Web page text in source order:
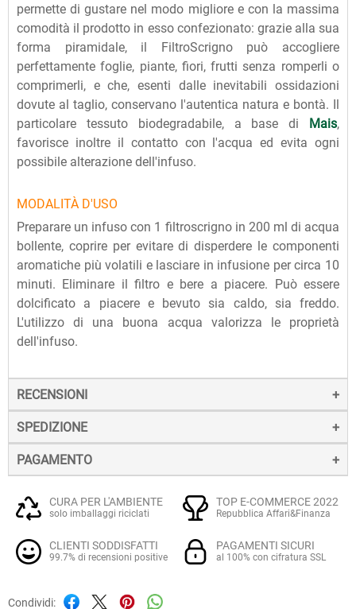
permette di gustare nel modo migliore e con la massima
comodità il prodotto in esso confezionato: grazie alla sua
forma piramidale, il FiltroScrigno può accogliere
perfettamente foglie, piante, fiori, frutti senza romperli o
comprimerli, e che, esenti dalle inevitabili ossidazioni
dovute al taglio, conservano l'autentica natura e bontà. Il
particolare tessuto biodegradabile, a base di Mais,
favorisce inoltre il contatto con l'acqua ed evita ogni
possibile alterazione dell'infuso.
MODALITÀ D'USO
Preparare un infuso con 1 filtroscrigno in 200 ml di acqua
bollente, coprire per evitare di disperdere le componenti
aromatiche più volatili e lasciare in infusione per circa 10
minuti. Eliminare il filtro e bere a piacere. Può essere
dolcificato a piacere e bevuto sia caldo, sia freddo.
L'utilizzo di una buona acqua valorizza le proprietà
dell'infuso.
RECENSIONI
ECCELLENTE
Tisana Dopo Cena
SPEDIZIONE
La spedizione dei prodotti avviene entro 24 ore dall'ordine
(sabato e festivi esclusi), tramite corriere SDA.
Quando l'ordine sarà spedito, riceverai una e-mail di
conferma, contenente un link alla tracciatura online
dell'invio, che ti permetterà di verificare in tempo reale lo
stato della spedizione.
PAGAMENTO
Il pagamento degli ordini può avvenire:
altre carte prepagate abilitate), su server sicuro Paypal.
CURA PER L'AMBIENTE
solo imballaggi riciclati
TOP E-COMMERCE 2022
Repubblica Affari&Finanza
CLIENTI SODDISFATTI
99.7% di recensioni positive
PAGAMENTI SICURI
al 100% con cifratura SSL
Condividi: